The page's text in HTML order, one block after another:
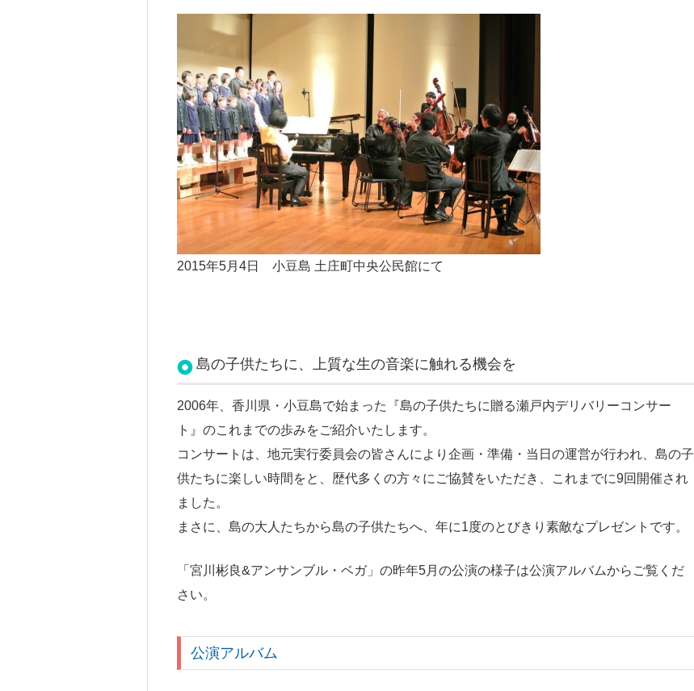
2015年5月4日 小豆島 土庄町中央公民館にて
島の子供たちに、上質な生の音楽に触れる機会を
2006年、香川県・小豆島で始まった『島の子供たちに贈る瀬戸内デリバリーコンサー
ト』のこれまでの歩みをご紹介いたします。
コンサートは、地元実行委員会の皆さんにより企画・準備・当日の運営が行われ、島の子
供たちに楽しい時間をと、歴代多くの方々にご協賛をいただき、これまでに9回開催され
ました。
まさに、島の大人たちから島の子供たちへ、年に1度のとびきり素敵なプレゼントです。
「宮川彬良&アンサンブル・ベガ」の昨年5月の公演の様子は公演アルバムからご覧くだ
さい。
公演アルバム